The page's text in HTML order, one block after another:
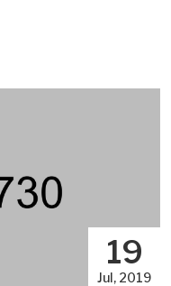
19
Jul, 2019